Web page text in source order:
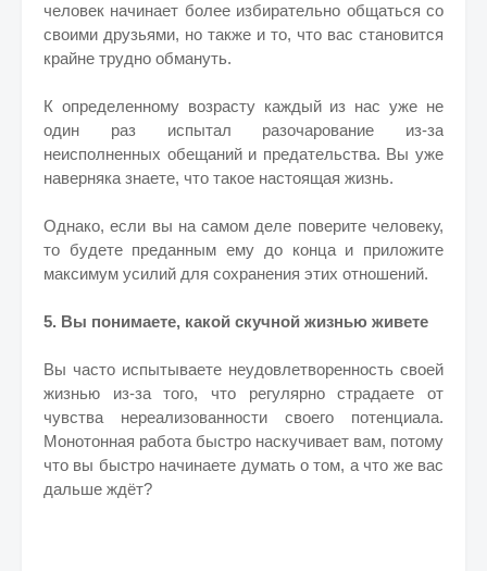
человек начинает более избирательно общаться со
своими друзьями, но также и то, что вас становится
крайне трудно обмануть.
К определенному возрасту каждый из нас уже не
один раз испытал разочарование из-за
неисполненных обещаний и предательства. Вы уже
наверняка знаете, что такое настоящая жизнь.
Однако, если вы на самом деле поверите человеку,
то будете преданным ему до конца и приложите
максимум усилий для сохранения этих отношений.
5. Вы понимаете, какой скучной жизнью живете
Вы часто испытываете неудовлетворенность своей
жизнью из-за того, что регулярно страдаете от
чувства нереализованности своего потенциала.
Монотонная работа быстро наскучивает вам, потому
что вы быстро начинаете думать о том, а что же вас
дальше ждёт?